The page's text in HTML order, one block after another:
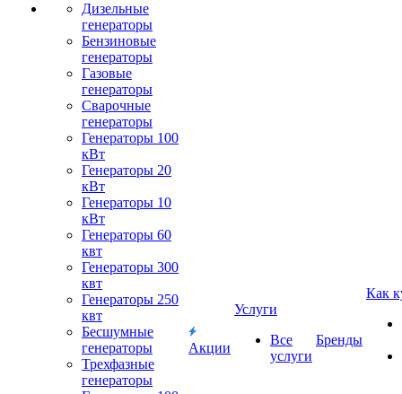
Дизельные
генераторы
Бензиновые
генераторы
Газовые
генераторы
Сварочные
генераторы
Генераторы 100
кВт
Генераторы 20
кВт
Генераторы 10
кВт
Генераторы 60
квт
Генераторы 300
квт
Генераторы 250
квт
Бесшумные
генераторы
Трехфазные
генераторы
Акции
Услуги
Все
услуги
Бренды
Как